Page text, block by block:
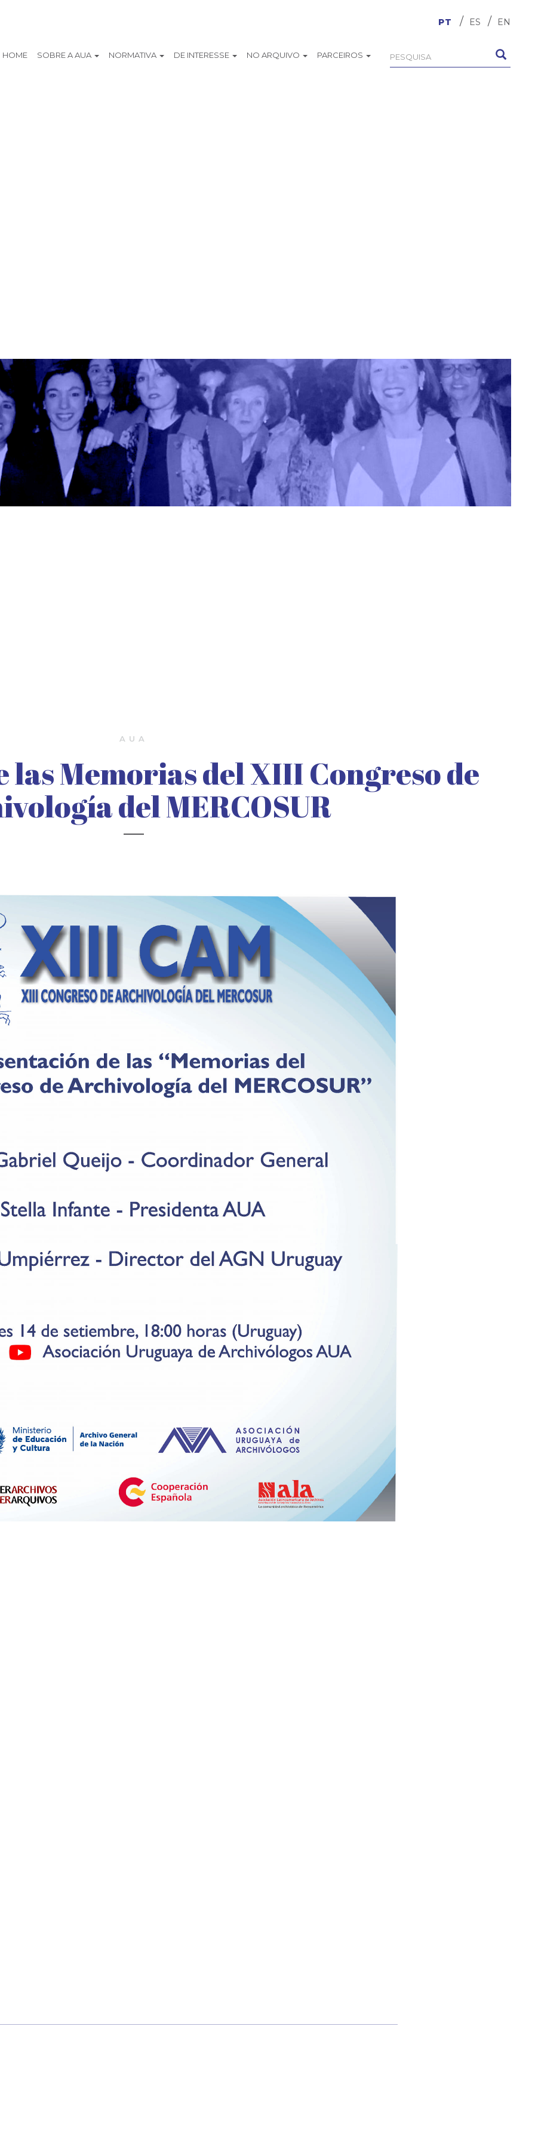
EN
ES
PT
HOME SOBRE A AUA NORMATIVA DE INTERESSE NO ARQUIVO PARCEIROS
AUA
las Memorias del XIII Congreso de
del MERCOSUR